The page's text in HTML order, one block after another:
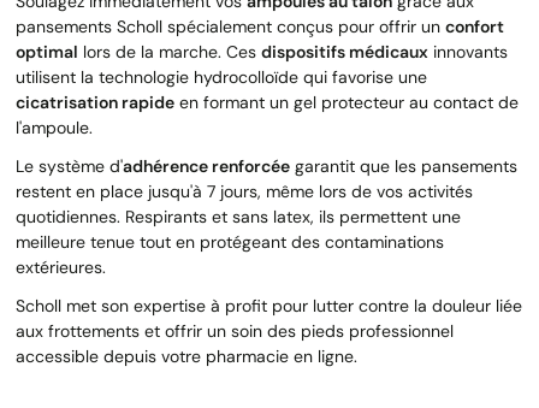
pansements Scholl spécialement conçus pour offrir un confort
optimal lors de la marche. Ces dispositifs médicaux innovants
utilisent la technologie hydrocolloïde qui favorise une
cicatrisation rapide en formant un gel protecteur au contact de
l'ampoule.
Le système d'adhérence renforcée garantit que les pansements
restent en place jusqu'à 7 jours, même lors de vos activités
quotidiennes. Respirants et sans latex, ils permettent une
meilleure tenue tout en protégeant des contaminations
extérieures.
Scholl met son expertise à profit pour lutter contre la douleur liée
aux frottements et offrir un soin des pieds professionnel
accessible depuis votre pharmacie en ligne.